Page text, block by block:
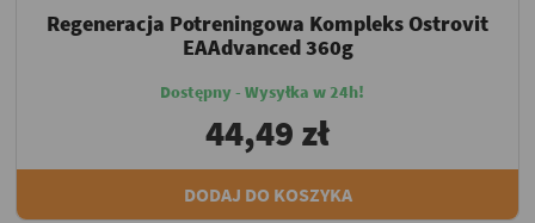
Regeneracja Potreningowa Kompleks Ostrovit
EAAdvanced 360g
Dostępny - Wysyłka w 24h!
44,49 zł
DODAJ DO KOSZYKA